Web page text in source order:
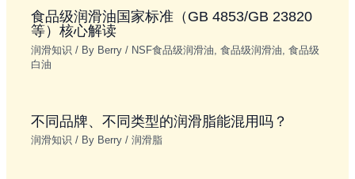
食品级润滑油国家标准（GB 4853/GB 23820
等）核心解读
润滑知识 / By Berry/ NSF食品级润滑油 ,食品级润滑油 ,食品级
白油
不同品牌、不同类型的润滑脂能混用吗？
润滑知识 / By Berry/润滑脂